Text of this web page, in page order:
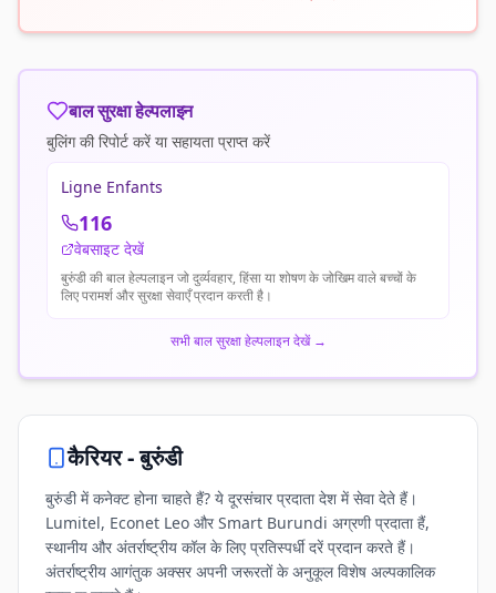
बाल सुरक्षा हेल्पलाइन
बुलिंग की रिपोर्ट करें या सहायता प्राप्त करें
Ligne Enfants
116
वेबसाइट देखें
बुरुंडी की बाल हेल्पलाइन जो दुर्व्यवहार, हिंसा या शोषण के जोखिम वाले बच्चों के
लिए परामर्श और सुरक्षा सेवाएँ प्रदान करती है।
सभी बाल सुरक्षा हेल्पलाइन देखें→
कैरियर -बुरुंडी
बुरुंडी में कनेक्ट होना चाहते हैं? ये दूरसंचार प्रदाता देश में सेवा देते हैं।
Lumitel, Econet Leo और Smart Burundi अग्रणी प्रदाता हैं,
स्थानीय और अंतर्राष्ट्रीय कॉल के लिए प्रतिस्पर्धी दरें प्रदान करते हैं।
अंतर्राष्ट्रीय आगंतुक अक्सर अपनी जरूरतों के अनुकूल विशेष अल्पकालिक